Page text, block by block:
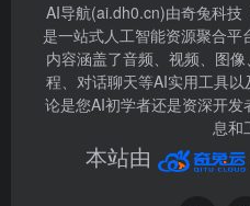
AI导航(ai.dh0.cn)由奇兔科技
是一站式人工智能资源聚合
内容涵盖了音频、视频、图
程、对话聊天等AI实用工具
论是您AI初学者还是资深开
息和
本站由